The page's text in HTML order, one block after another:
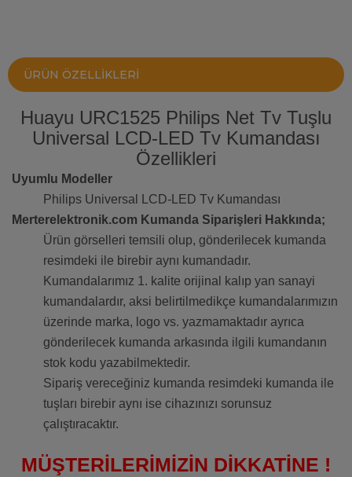
ÜRÜN ÖZELLIKLERI
Huayu URC1525 Philips Net Tv Tuşlu
Universal LCD-LED Tv Kumandası
Özellikleri
Uyumlu Modeller
Philips Universal LCD-LED Tv Kumandası
Merterelektronik.com Kumanda Siparişleri Hakkında;
Ürün görselleri temsili olup, gönderilecek kumanda
resimdeki ile birebir aynı kumandadır.
Kumandalarımız 1. kalite orijinal kalıp yan sanayi
kumandalardır, aksi belirtilmedikçe kumandalarımızın
üzerinde marka, logo vs. yazmamaktadır ayrıca
gönderilecek kumanda arkasında ilgili kumandanın
stok kodu yazabilmektedir.
Sipariş vereceğiniz kumanda resimdeki kumanda ile
tuşları birebir aynı ise cihazınızı sorunsuz
çalıştıracaktır.
MÜŞTERİLERİMİZİN DİKKATİNE !